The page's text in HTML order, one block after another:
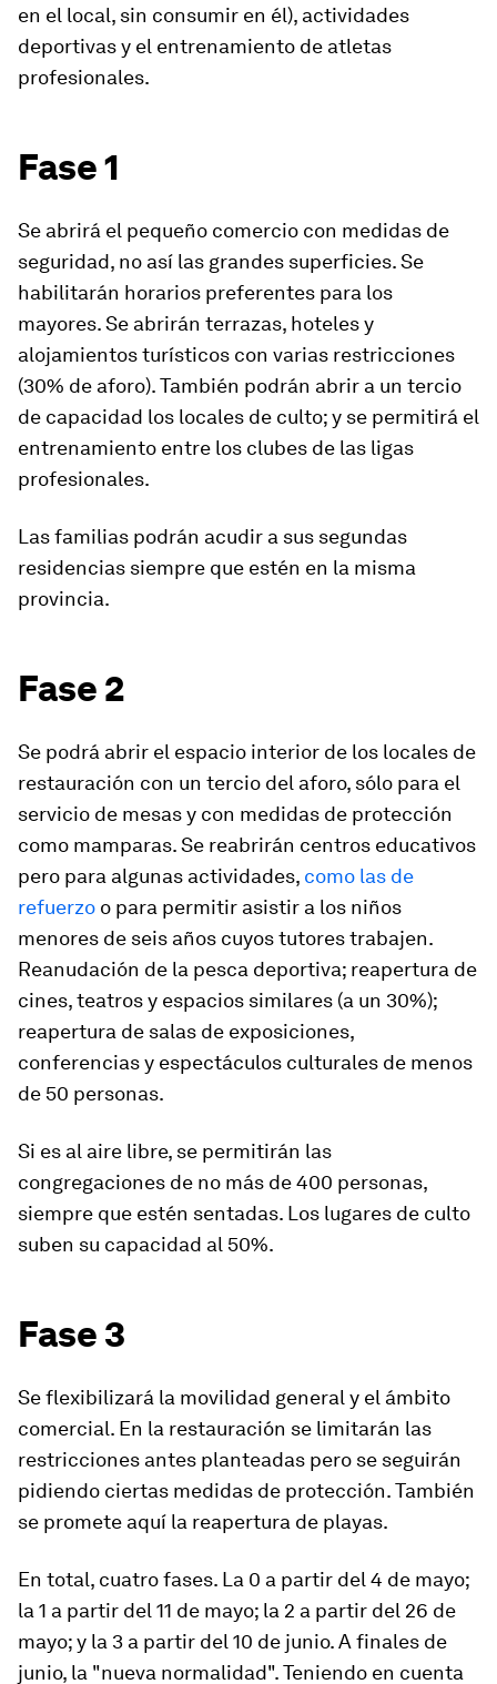
en el local, sin consumir en él), actividades
deportivas y el entrenamiento de atletas
profesionales.
Fase 1
Se abrirá el pequeño comercio con medidas de
seguridad, no así las grandes superficies. Se
habilitarán horarios preferentes para los
mayores. Se abrirán terrazas, hoteles y
alojamientos turísticos con varias restricciones
(30% de aforo). También podrán abrir a un tercio
de capacidad los locales de culto; y se permitirá el
entrenamiento entre los clubes de las ligas
profesionales.
Las familias podrán acudir a sus segundas
residencias siempre que estén en la misma
provincia.
Fase 2
Se podrá abrir el espacio interior de los locales de
restauración con un tercio del aforo, sólo para el
servicio de mesas y con medidas de protección
como mamparas. Se reabrirán centros educativos
pero para algunas actividades, como las de
refuerzo o para permitir asistir a los niños
menores de seis años cuyos tutores trabajen.
Reanudación de la pesca deportiva; reapertura de
cines, teatros y espacios similares (a un 30%);
reapertura de salas de exposiciones,
conferencias y espectáculos culturales de menos
de 50 personas.
Si es al aire libre, se permitirán las
congregaciones de no más de 400 personas,
siempre que estén sentadas. Los lugares de culto
suben su capacidad al 50%.
Fase 3
Se flexibilizará la movilidad general y el ámbito
comercial. En la restauración se limitarán las
restricciones antes planteadas pero se seguirán
pidiendo ciertas medidas de protección. También
se promete aquí la reapertura de playas.
En total, cuatro fases. La 0 a partir del 4 de mayo;
la 1 a partir del 11 de mayo; la 2 a partir del 26 de
mayo; y la 3 a partir del 10 de junio. A finales de
junio, la "nueva normalidad". Teniendo en cuenta